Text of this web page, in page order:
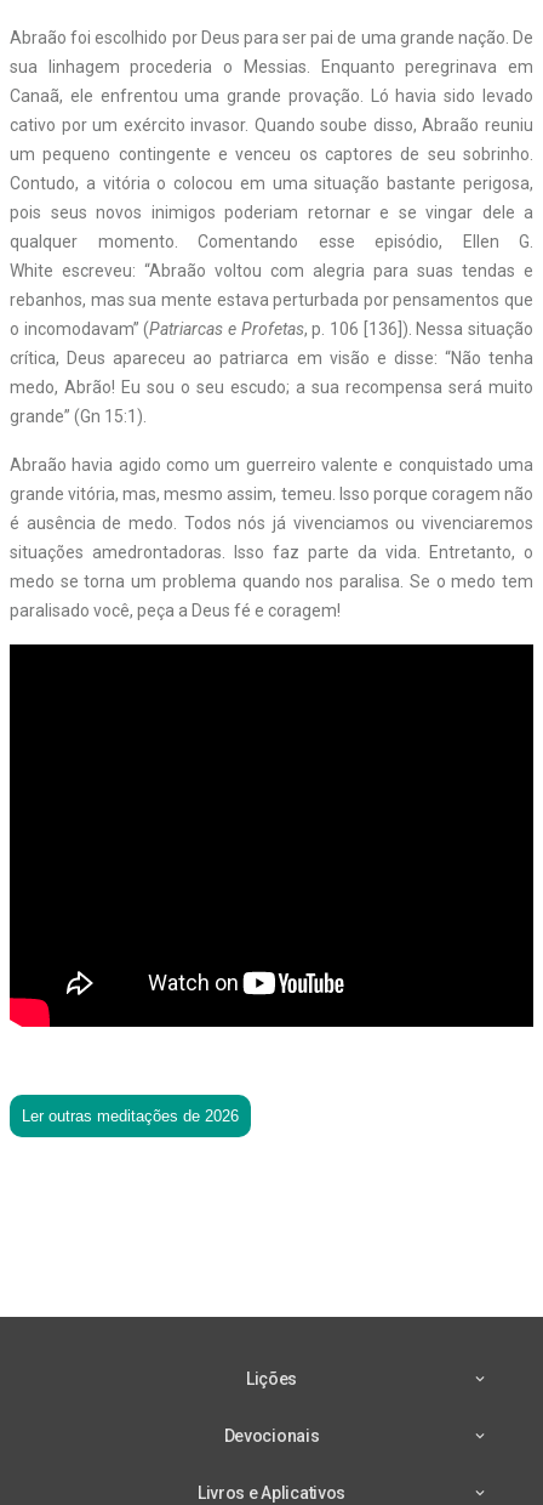
Abraão foi escolhido por Deus para ser pai de uma grande nação. De
sua linhagem procederia o Messias. Enquanto peregrinava em
Canaã, ele enfrentou uma grande provação. Ló havia sido levado
cativo por um exército invasor. Quando soube disso, Abraão reuniu
um pequeno contingente e venceu os captores de seu sobrinho.
Contudo, a vitória o colocou em uma situação bastante perigosa,
pois seus novos inimigos poderiam retornar e se vingar dele a
qualquer momento. Comentando esse episódio, Ellen G.
White escreveu: “Abraão voltou com alegria para suas tendas e
rebanhos, mas sua mente estava perturbada por pensamentos que
o incomodavam” (Patriarcas e Profetas, p. 106 [136]). Nessa situação
crítica, Deus apareceu ao patriarca em visão e disse: “Não tenha
medo, Abrão! Eu sou o seu escudo; a sua recompensa será muito
grande” (Gn 15:1).
Abraão havia agido como um guerreiro valente e conquistado uma
grande vitória, mas, mesmo assim, temeu. Isso porque coragem não
é ausência de medo. Todos nós já vivenciamos ou vivenciaremos
situações amedrontadoras. Isso faz parte da vida. Entretanto, o
medo se torna um problema quando nos paralisa. Se o medo tem
paralisado você, peça a Deus fé e coragem!
Ler outras meditações de 2026
Lições
Devocionais
Livros e Aplicativos